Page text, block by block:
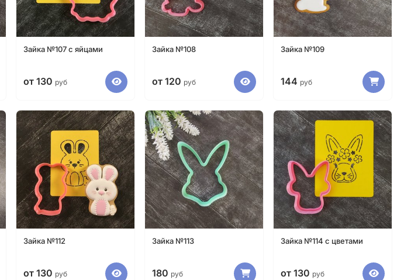
Зайка №107 с яйцами
от 130 руб
Зайка №108
от 120 руб
Зайка №109
144 руб
Зайка №112
от 130 руб
Зайка №113
180 руб
Зайка №114 с цветами
от 130 руб